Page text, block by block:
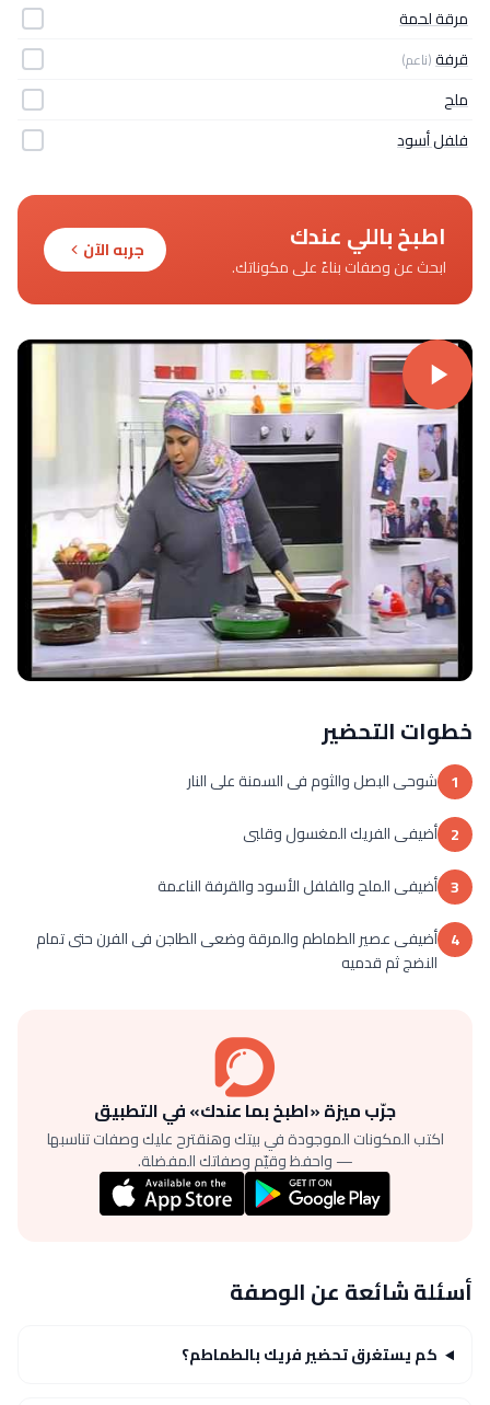
مرقة لحمة
قرفة(ناعم)
ملح
فلفل أسود
اطبخ باللي عندك
ابحث عن وصفات بناءً على مكوناتك.
جربه الآن
خطوات التحضير
1 شوحى البصل والثوم فى السمنة على النار
2 أضيفى الفريك المغسول وقلبى
3 أضيفى الملح والفلفل الأسود والقرفة الناعمة
4 أضيفى عصير الطماطم والمرقة وضعى الطاجن فى الفرن حتى تمام
النضج ثم قدميه
جرّب ميزة «اطبخ بما عندك» في التطبيق
اكتب المكونات الموجودة في بيتك وهنقترح عليك وصفات تناسبها
— واحفظ وقيّم وصفاتك المفضلة.
أسئلة شائعة عن الوصفة
كم يستغرق تحضير فريك بالطماطم؟